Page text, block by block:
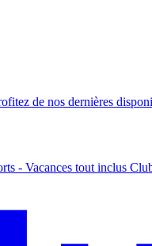
de nos dernières
- Vacances tout inclus